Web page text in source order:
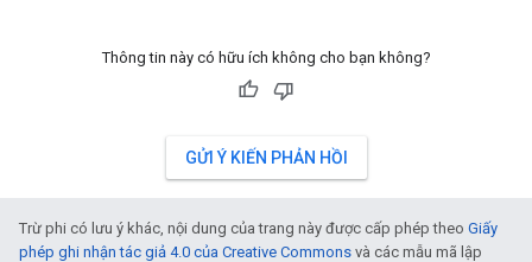
Thông tin này có hữu ích không cho bạn không?
GỬI Ý KIẾN PHẢN HỒI
Trừ phi có lưu ý khác, nội dung của trang này được cấp phép theo Giấy
phép ghi nhận tác giả 4.0 của Creative Commons và các mẫu mã lập